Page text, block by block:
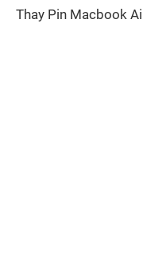
Thay Pin Macbook